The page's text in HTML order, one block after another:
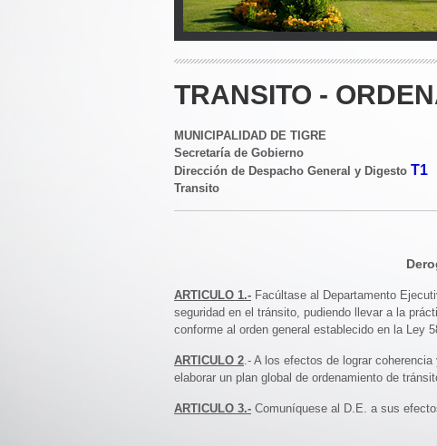
TRANSITO -
MUNICIPALIDAD DE TIGRE
Secretaría de Gobierno
Dirección de Despacho General y Digesto T1
Transito
ARTICULO 1.- Facúltase al Departamento
seguridad en el tránsito, pudiendo llevar a la
conforme al orden general establecido en la Ley
ARTICULO 2.- A los efectos de lograr
elaborar un plan global de ordenamiento de
ARTICULO 3.- Comuníquese al D.E. a sus